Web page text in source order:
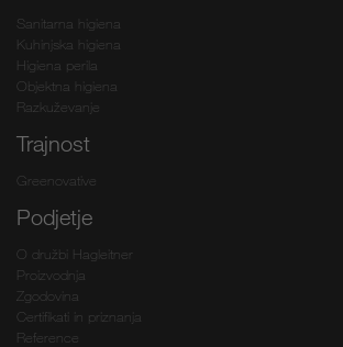
Sanitarna higiena
Kuhinjska higiena
Higiena perila
Objektna higiena
Razkuževanje
Trajnost
Greenovative
Podjetje
O družbi Hagleitner
Proizvodnja
Zgodovina
Certifikati in priznanja
Reference